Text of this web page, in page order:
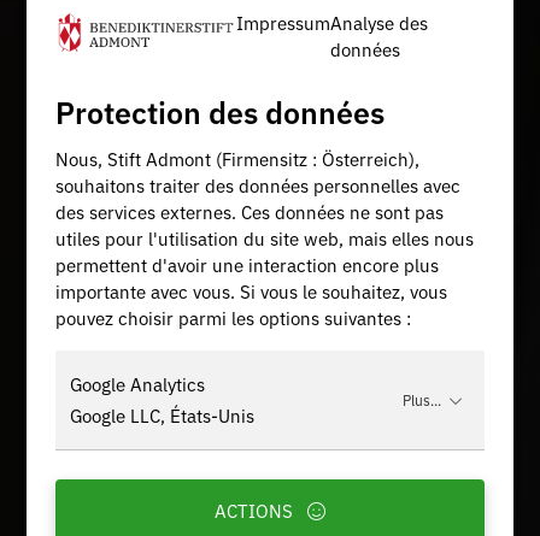
ImpressumAnalyse des
données
Protection des données
Nous, Stift Admont (Firmensitz : Österreich),
souhaitons traiter des données personnelles avec
des services externes. Ces données ne sont pas
utiles pour l'utilisation du site web, mais elles nous
permettent d'avoir une interaction encore plus
importante avec vous. Si vous le souhaitez, vous
pouvez choisir parmi les options suivantes :
Google Analytics
Google LLC, États-Unis
Plus...
ACTIONS